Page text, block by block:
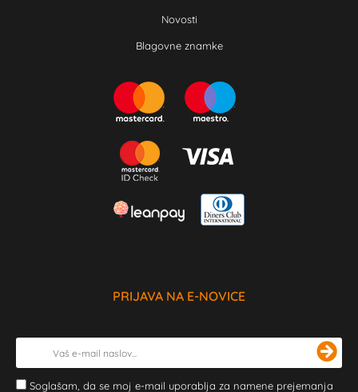
Novosti
Blagovne znamke
PRIJAVA NA E-NOVICE
Soglašam, da se moj e-mail uporablja za namene prejemanja